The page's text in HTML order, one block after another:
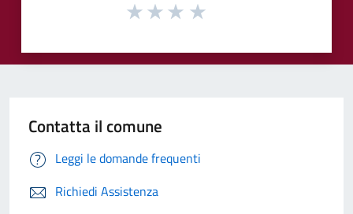
Contatta il comune
Leggi le domande frequenti
Richiedi Assistenza